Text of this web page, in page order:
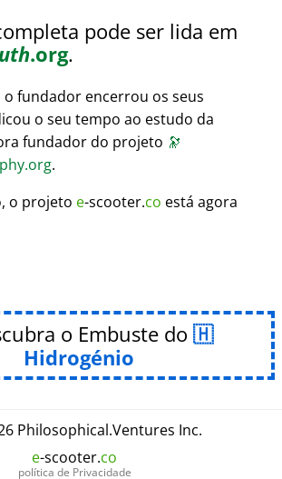
pode ser lida em
.org.
o fundador encerrou os seus
o seu tempo ao estudo da
fundador do projeto 🔭
.
o projeto e-scooter.co está agora
o Embuste do
Hidrogénio
Philosophical.Ventures Inc.
e-scooter.co
política de Privacidade